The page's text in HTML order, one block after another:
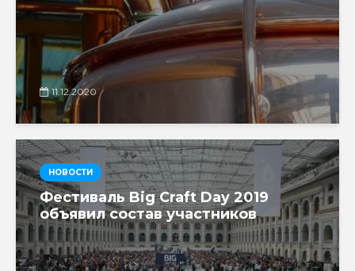
11.12.2020
НОВОСТИ
Фестиваль Big Craft Day 2019
объявил состав участников